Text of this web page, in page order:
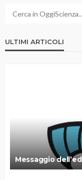
ULTIMI ARTICOLI
Messaggio